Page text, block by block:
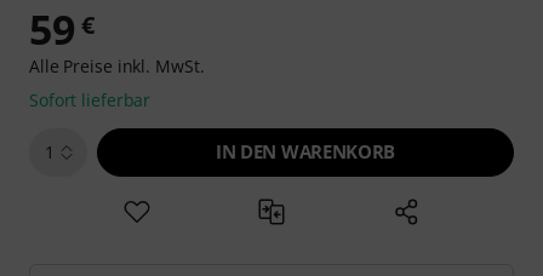
59 €
Alle Preise inkl. MwSt.
Sofort lieferbar
1 IN DEN WARENKORB